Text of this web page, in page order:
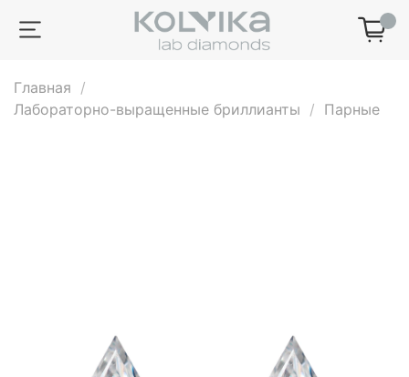
Главная
Лабораторно-выращенные бриллианты
Парные